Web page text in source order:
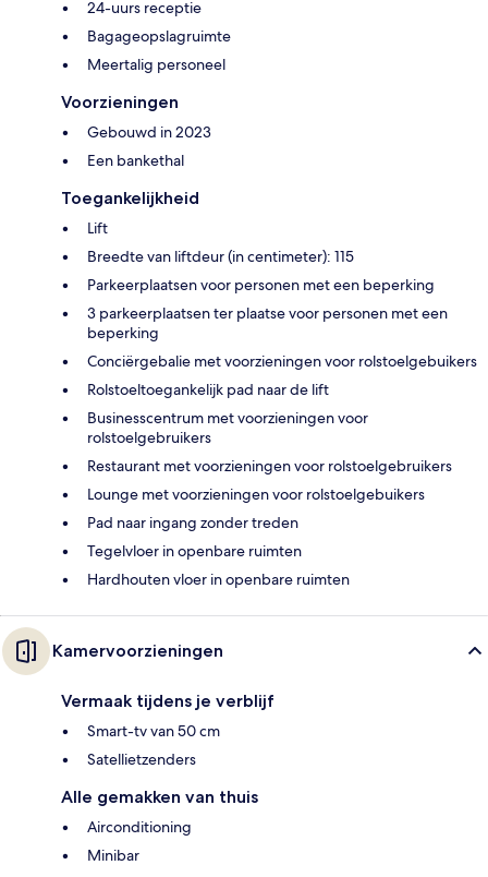
24-uurs receptie
Bagageopslagruimte
Meertalig personeel
Voorzieningen
Gebouwd in 2023
Een bankethal
Toegankelijkheid
Lift
Breedte van liftdeur (in centimeter): 115
Parkeerplaatsen voor personen met een beperking
3 parkeerplaatsen ter plaatse voor personen met een
beperking
Conciërgebalie met voorzieningen voor rolstoelgebuikers
Rolstoeltoegankelijk pad naar de lift
Businesscentrum met voorzieningen voor
rolstoelgebruikers
Restaurant met voorzieningen voor rolstoelgebruikers
Lounge met voorzieningen voor rolstoelgebuikers
Pad naar ingang zonder treden
Tegelvloer in openbare ruimten
Hardhouten vloer in openbare ruimten
Kamervoorzieningen
Vermaak tijdens je verblijf
Smart-tv van 50 cm
Satellietzenders
Alle gemakken van thuis
Airconditioning
Minibar